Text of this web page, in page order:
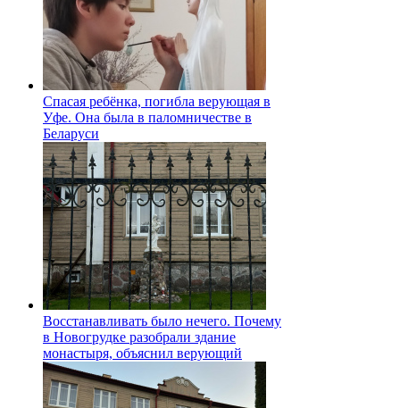
Спасая ребёнка, погибла верующая в
Уфе. Она была в паломничестве в
Беларуси
Восстанавливать было нечего. Почему
в Новогрудке разобрали здание
монастыря, объяснил верующий